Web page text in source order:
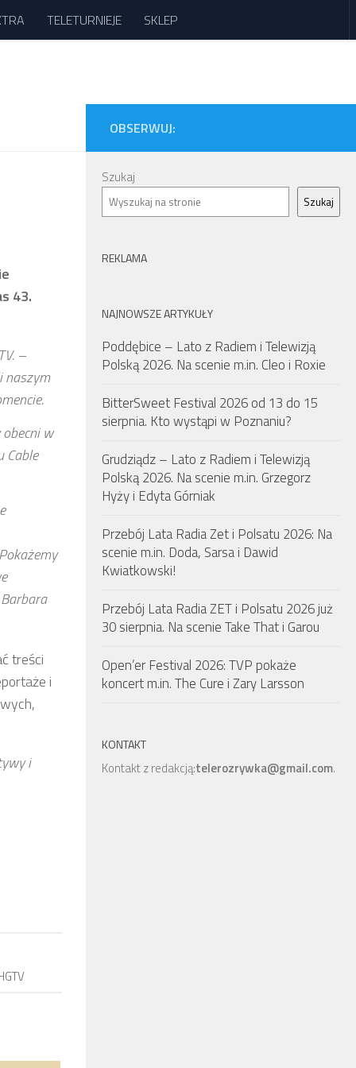
TELETURNIEJE SKLEP
43.
–
naszym
w
Cable
treści
i
i
OBSERWUJ:
Szukaj
Szukaj
REKLAMA
NAJNOWSZE ARTYKUŁY
Poddębice – Lato z Radiem i Telewizją
Polską 2026. Na scenie m.in. Cleo i Roxie
BitterSweet Festival 2026 od 13 do 15
sierpnia. Kto wystąpi w Poznaniu?
Grudziądz – Lato z Radiem i Telewizją
Polską 2026. Na scenie m.in. Grzegorz
Hyży i Edyta Górniak
Przebój Lata Radia Zet i Polsatu 2026: Na
scenie m.in. Doda, Sarsa i Dawid
Kwiatkowski!
Przebój Lata Radia ZET i Polsatu 2026 już
30 sierpnia. Na scenie Take That i Garou
Open’er Festival 2026: TVP pokaże
koncert m.in. The Cure i Zary Larsson
KONTAKT
Kontakt z redakcją:telerozrywka@gmail.com.